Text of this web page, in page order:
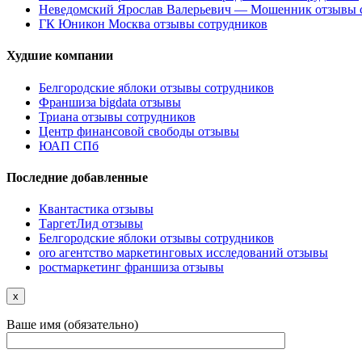
Неведомский Ярослав Валерьевич — Мошенник отзывы
ГК Юникон Москва отзывы сотрудников
Худшие компании
Белгородские яблоки отзывы сотрудников
Франшиза bigdata отзывы
Триана отзывы сотрудников
Центр финансовой свободы отзывы
ЮАП СПб
Последние добавленные
Квантастика отзывы
ТаргетЛид отзывы
Белгородские яблоки отзывы сотрудников
oro агентство маркетинговых исследований отзывы
ростмаркетинг франшиза отзывы
x
Ваше имя (обязательно)